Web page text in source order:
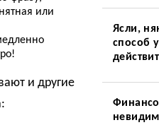
или
и другие
Ясли,
способ